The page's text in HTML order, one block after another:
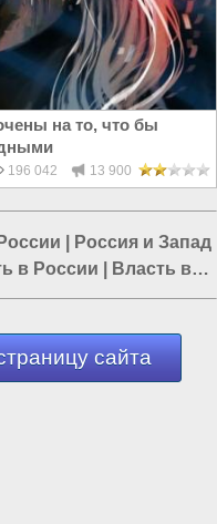
на то, что бы
196 042 13 900
Россия и Запад
в России
Власть в
сайта